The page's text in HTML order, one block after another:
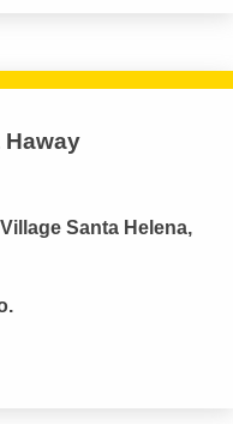
Santa Helena,